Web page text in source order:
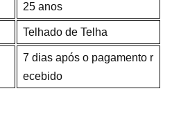
25 anos
Telhado de Telha
7 dias após o pagamento r
ecebido